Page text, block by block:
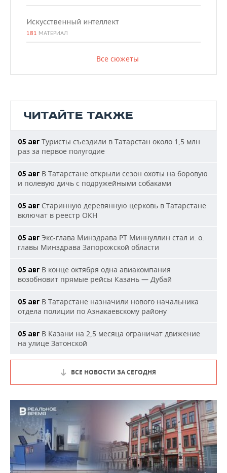
Искусственный интеллект
181 МАТЕРИАЛ
Все сюжеты
ЧИТАЙТЕ ТАКЖЕ
05 авг Туристы съездили в Татарстан около 1,5 млн
раз за первое полугодие
05 авг В Татарстане открыли сезон охоты на боровую
и полевую дичь с подружейными собаками
05 авг Старинную деревянную церковь в Татарстане
включат в реестр ОКН
05 авг Экс-глава Минздрава РТ Миннуллин стал и. о.
главы Минздрава Запорожской области
05 авг В конце октября одна авиакомпания
возобновит прямые рейсы Казань — Дубай
05 авг В Татарстане назначили нового начальника
отдела полиции по Азнакаевскому району
05 авг В Казани на 2,5 месяца ограничат движение
на улице Затонской
ВСЕ НОВОСТИ ЗА СЕГОДНЯ